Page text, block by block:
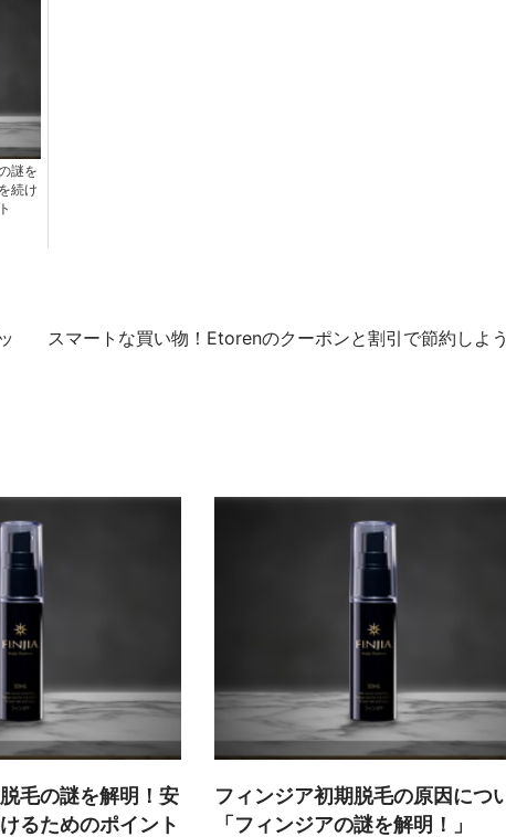
謎を
続け
スマートな買い物！Etorenのクーポンと割引で節約しよう
毛の謎を解明！安
るためのポイント
フィンジア初期脱毛の原因につ
「フィンジアの謎を解明！」